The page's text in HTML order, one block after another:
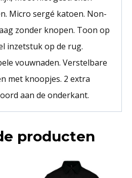
Micro sergé katoen. Non-
zonder knopen. Toon op
inzetstuk op de rug.
vouwnaden. Verstelbare
met knoopjes. 2 extra
aan de onderkant.
producten